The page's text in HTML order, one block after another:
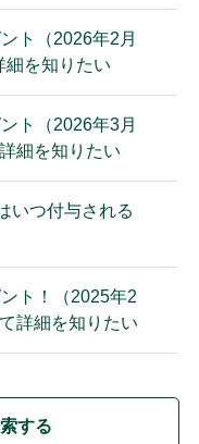
ト（2026年2月
細を知りたい
ト（2026年3月
細を知りたい
いつ付与される
ト！（2025年2
詳細を知りたい
する